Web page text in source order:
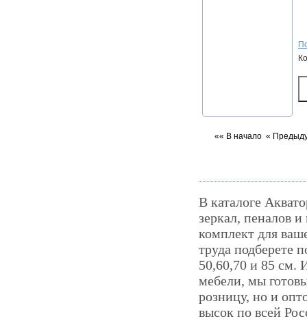
«« В начало «
В каталоге
зеркал, пеналов
комплект для
труда подберете
50,60,70 и 85 см.
мебели, мы
розницу, но и
высок по всей